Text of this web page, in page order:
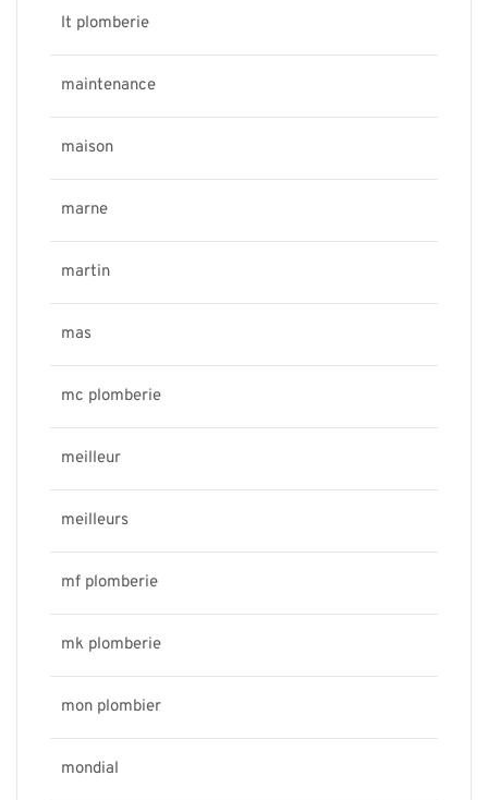
lt plomberie
maintenance
maison
marne
martin
mas
mc plomberie
meilleur
meilleurs
mf plomberie
mk plomberie
mon plombier
mondial